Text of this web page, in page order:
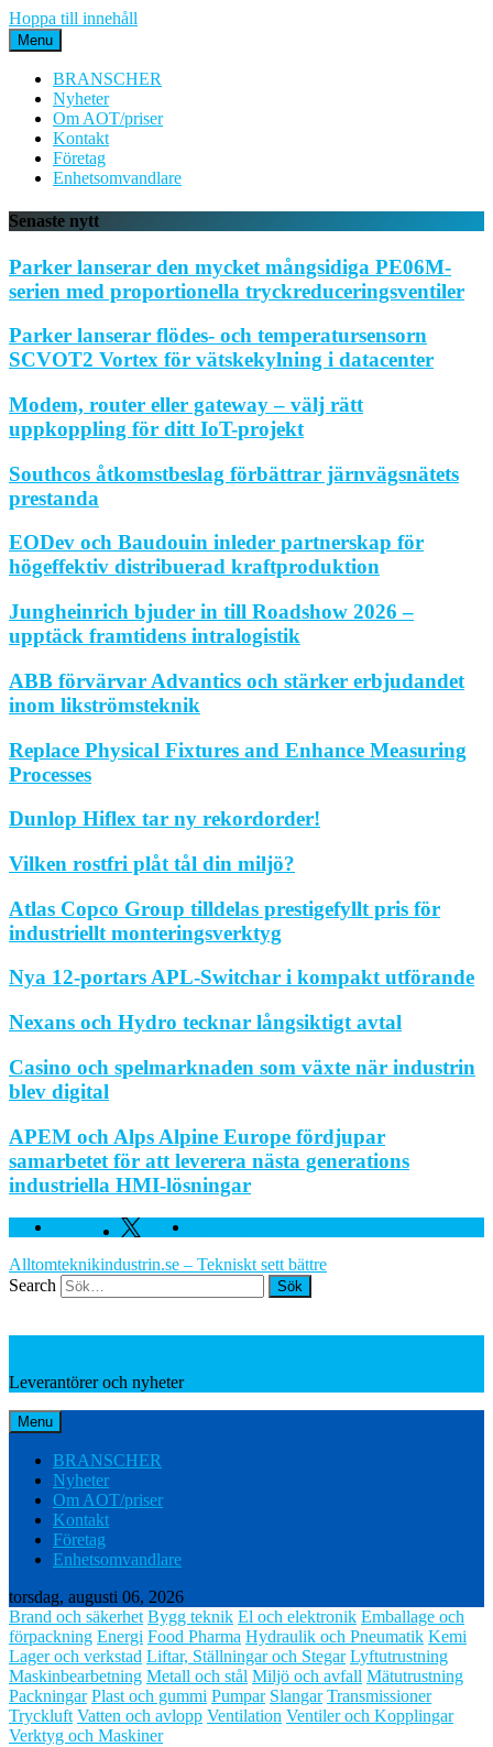
Hoppa till innehåll
Menu
BRANSCHER
Nyheter
Om AOT/priser
Kontakt
Företag
Enhetsomvandlare
Senaste nytt
Parker lanserar den mycket mångsidiga PE06M-
serien med proportionella tryckreduceringsventiler
Parker lanserar flödes- och temperatursensorn
SCVOT2 Vortex för vätskekylning i datacenter
Modem, router eller gateway – välj rätt
uppkoppling för ditt IoT-projekt
Southcos åtkomstbeslag förbättrar järnvägsnätets
prestanda
EODev och Baudouin inleder partnerskap för
högeffektiv distribuerad kraftproduktion
Jungheinrich bjuder in till Roadshow 2026 –
upptäck framtidens intralogistik
ABB förvärvar Advantics och stärker erbjudandet
inom likströmsteknik
Replace Physical Fixtures and Enhance Measuring
Processes
Dunlop Hiflex tar ny rekordorder!
Vilken rostfri plåt tål din miljö?
Atlas Copco Group tilldelas prestigefyllt pris för
industriellt monteringsverktyg
Nya 12-portars APL-Switchar i kompakt utförande
Nexans och Hydro tecknar långsiktigt avtal
Casino och spelmarknaden som växte när industrin
blev digital
APEM och Alps Alpine Europe fördjupar
samarbetet för att leverera nästa generations
industriella HMI-lösningar
Facebook Twitter
Alltomteknikindustrin.se – Tekniskt sett bättre
Search
Leverantörer och nyheter
Menu
BRANSCHER
Nyheter
Om AOT/priser
Kontakt
Företag
Enhetsomvandlare
torsdag, augusti 06, 2026
Brand och säkerhet Bygg teknik El och elektronik Emballage och
förpackning Energi Food Pharma Hydraulik och Pneumatik Kemi
Lager och verkstad Liftar, Ställningar och Stegar Lyftutrustning
Maskinbearbetning Metall och stål Miljö och avfall Mätutrustning
Packningar Plast och gummi Pumpar Slangar Transmissioner
Tryckluft Vatten och avlopp Ventilation Ventiler och Kopplingar
Verktyg och Maskiner